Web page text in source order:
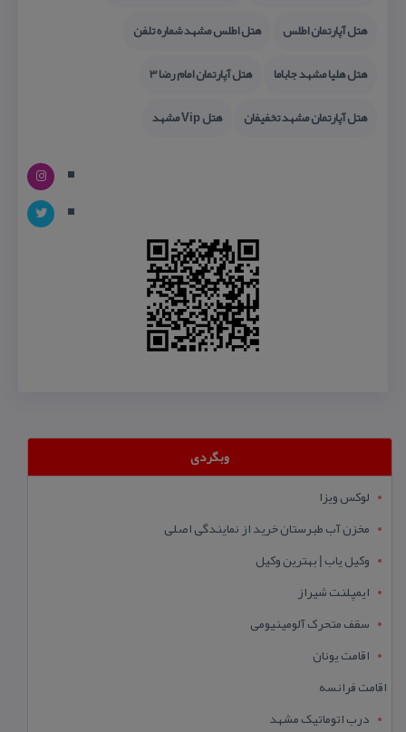
هتل آپارتمان اطلس
هتل اطلس مشهد شماره تلفن
هتل هلیا مشهد جاباما
هتل آپارتمان امام رضا 3
هتل آپارتمان مشهد تخفیفان
هتل Vip مشهد
وبگردی
لوکس ویزا
مخزن آب طبرستان خرید از نمایندگی اصلی
وکیل یاب | بهترین وکیل
ایمپلنت شیراز
سقف متحرک آلومینیومی
اقامت یونان
اقامت فرانسه
درب اتوماتیک مشهد